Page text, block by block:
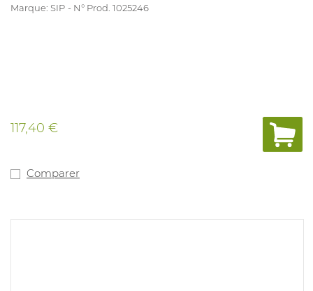
Marque: SIP N° Prod. 1025246
117,40 €
Comparer